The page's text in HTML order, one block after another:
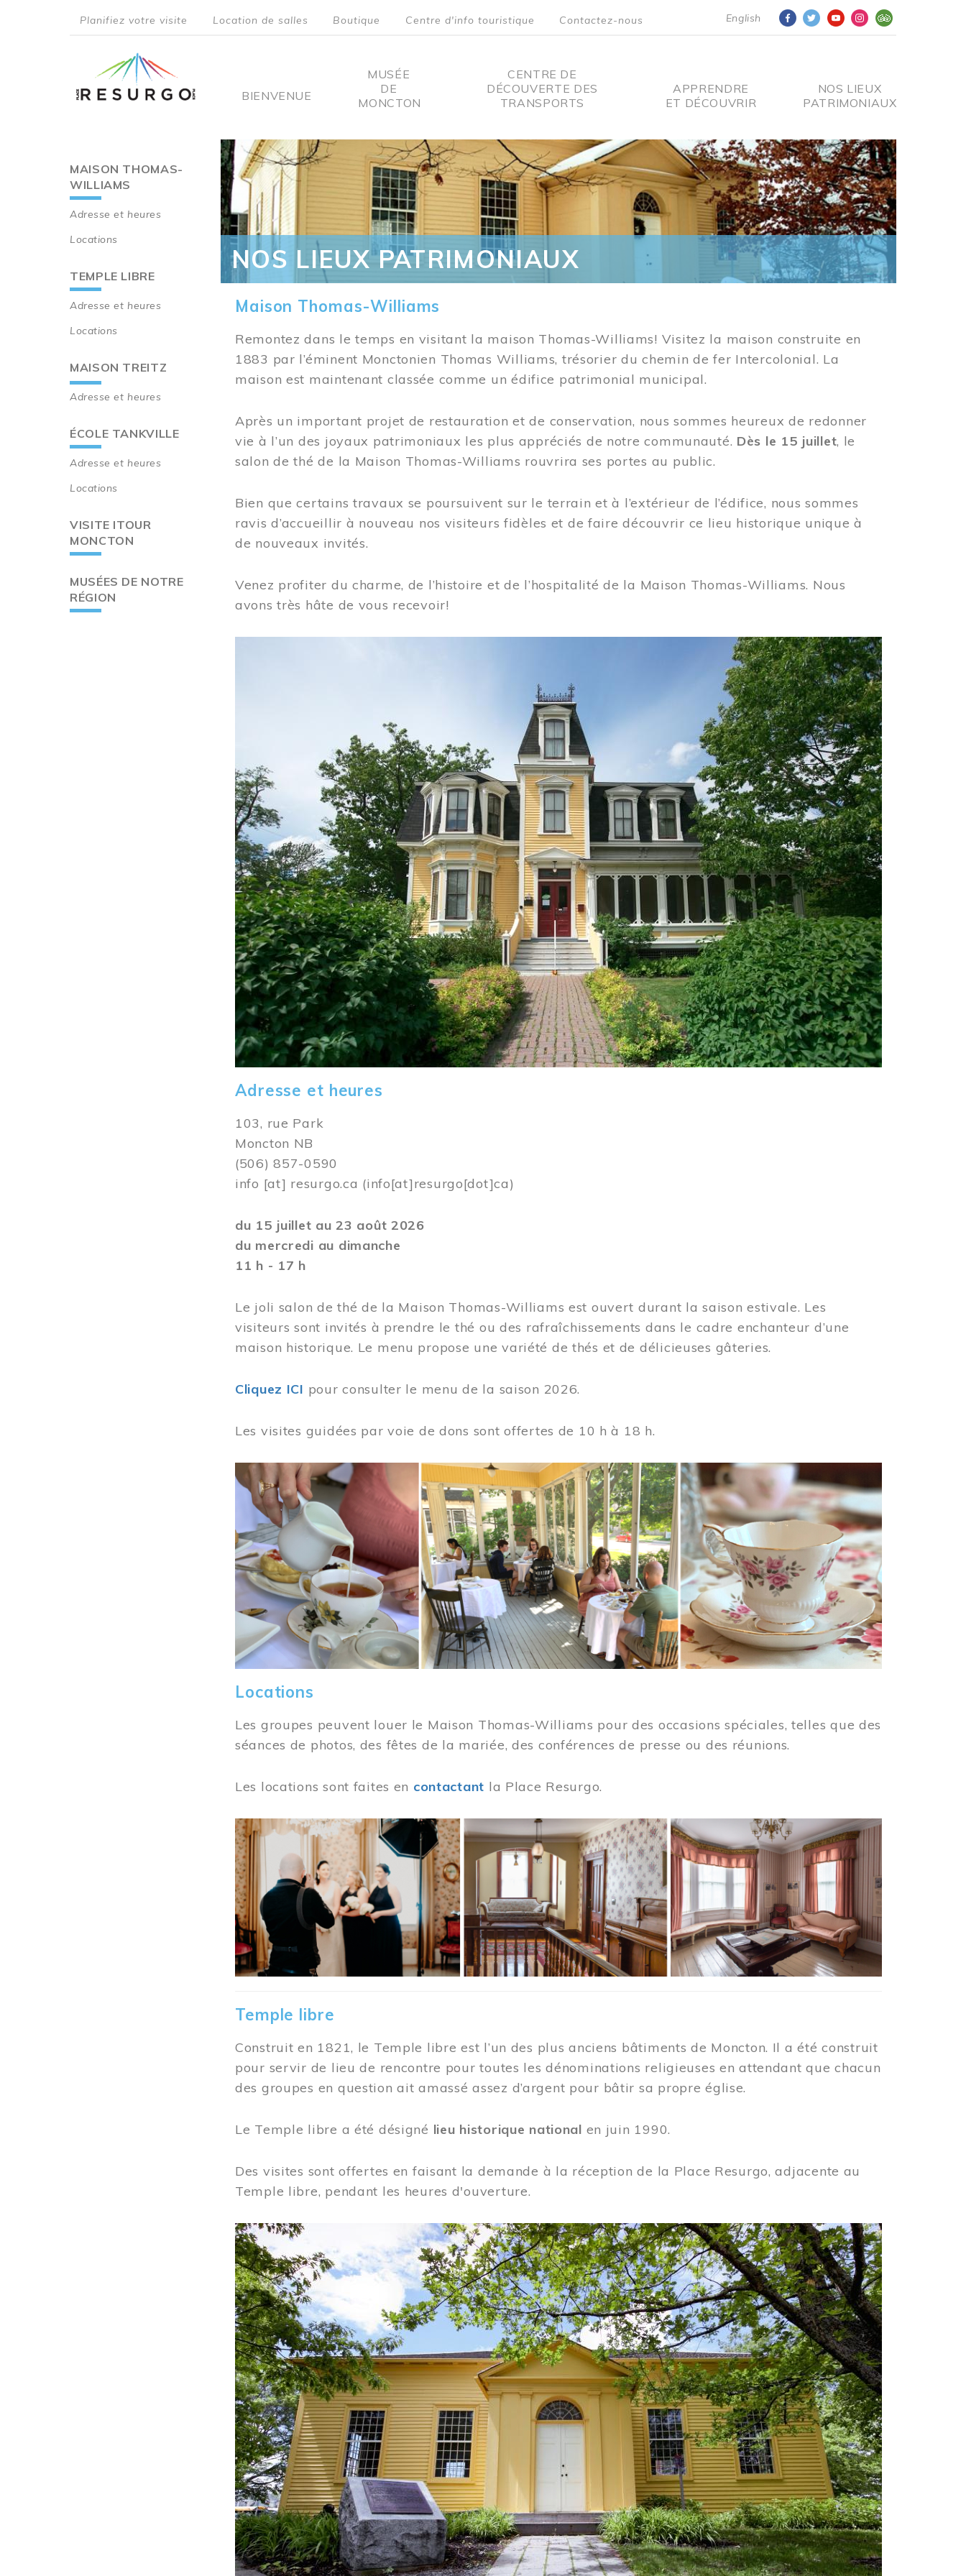
English
menu
Planifiez votre visite Location de salles Boutique Centre d'info touristique Contactez-nous
Main
BIENVENUE
MUSÉE
DE
MONCTON
CENTRE DE
DÉCOUVERTE DES
TRANSPORTS
APPRENDRE
ET DÉCOUVRIR
NOS LIEUX
PATRIMONIAUX
Main
navigation
MAISON THOMAS-
WILLIAMS
Adresse et heures
Locations
TEMPLE LIBRE
Adresse et heures
Locations
MAISON TREITZ
Adresse et heures
ÉCOLE TANKVILLE
Adresse et heures
Locations
VISITE ITOUR
MONCTON
MUSÉES DE NOTRE
RÉGION
NOS LIEUX PATRIMONIAUX
Maison Thomas-Williams
Remontez dans le temps en visitant la maison Thomas-Williams! Visitez la maison construite en
1883 par l’éminent Monctonien Thomas Williams, trésorier du chemin de fer Intercolonial. La
maison est maintenant classée comme un édifice patrimonial municipal.
Après un important projet de restauration et de conservation, nous sommes heureux de redonner
vie à l’un des joyaux patrimoniaux les plus appréciés de notre communauté. Dès le 15 juillet, le
salon de thé de la Maison Thomas-Williams rouvrira ses portes au public.
Bien que certains travaux se poursuivent sur le terrain et à l’extérieur de l’édifice, nous sommes
ravis d’accueillir à nouveau nos visiteurs fidèles et de faire découvrir ce lieu historique unique à
de nouveaux invités.
Venez profiter du charme, de l’histoire et de l’hospitalité de la Maison Thomas-Williams. Nous
avons très hâte de vous recevoir!
Adresse et heures
103, rue Park
Moncton NB
(506) 857-0590
info [at] resurgo.ca (info[at]resurgo[dot]ca)
du 15 juillet au 23 août 2026
du mercredi au dimanche
11 h - 17 h
Le joli salon de thé de la Maison Thomas-Williams est ouvert durant la saison estivale. Les
visiteurs sont invités à prendre le thé ou des rafraîchissements dans le cadre enchanteur d’une
maison historique. Le menu propose une variété de thés et de délicieuses gâteries.
Cliquez ICI pour consulter le menu de la saison 2026.
Les visites guidées par voie de dons sont offertes de 10 h à 18 h.
Image
Locations
Les groupes peuvent louer le Maison Thomas-Williams pour des occasions spéciales, telles que des
séances de photos, des fêtes de la mariée, des conférences de presse ou des réunions.
Les locations sont faites en contactant la Place Resurgo.
Image
Temple libre
Construit en 1821, le Temple libre est l’un des plus anciens bâtiments de Moncton. Il a été construit
pour servir de lieu de rencontre pour toutes les dénominations religieuses en attendant que chacun
des groupes en question ait amassé assez d’argent pour bâtir sa propre église.
Le Temple libre a été désigné lieu historique national en juin 1990.
Des visites sont offertes en faisant la demande à la réception de la Place Resurgo, adjacente au
Temple libre, pendant les heures d'ouverture.
Image